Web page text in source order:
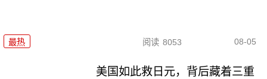
最热 阅读 8053 08-05
美国如此救日元，背后藏着三重